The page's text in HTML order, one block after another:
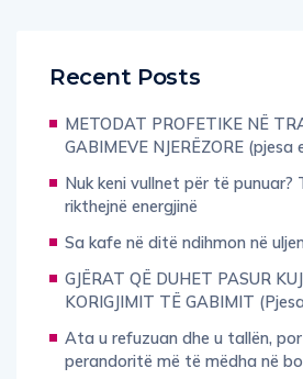
Recent Posts
METODAT PROFETIKE NË
GABIMEVE NJERËZORE (pjesa
Nuk keni vullnet për të
rikthejnë energjinë
Sa kafe në ditë ndihmon në
GJËRAT QË DUHET PASUR
KORIGJIMIT TË GABIMIT
Ata u refuzuan dhe u tallën,
perandoritë më të mëdha në